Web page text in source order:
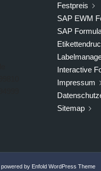
Festpreis
SAP EWM
SAP
Interactive
Impressum
Sitemap
powered by Enfold WordPress Theme